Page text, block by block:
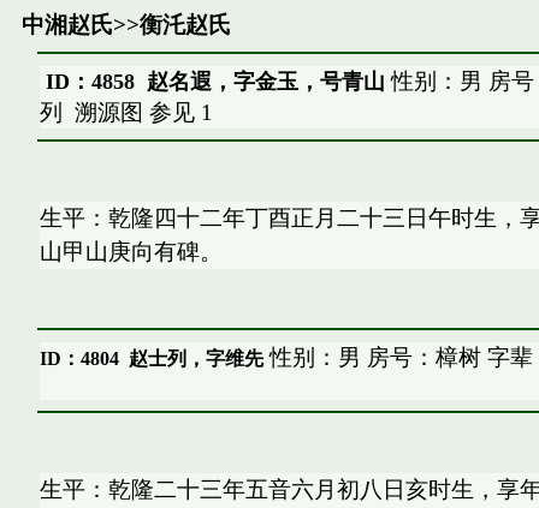
中湘赵氏>>衡汑赵氏
ID：4858 赵名遐，字金玉，号青山 性别：男 房
列
溯源图 参见 1
生平：乾隆四十二年丁酉正月二十三日午时生，
山甲山庚向有碑。
ID：4804 赵士列，字维先性别：男 房号：樟树 字辈
生平：乾隆二十三年五音六月初八日亥时生，享